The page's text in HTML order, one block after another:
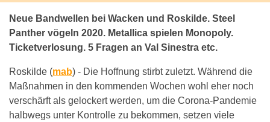
Neue Bandwellen bei Wacken und Roskilde. Steel
Panther vögeln 2020. Metallica spielen Monopoly.
Ticketverlosung. 5 Fragen an Val Sinestra etc.
Roskilde (mab) - Die Hoffnung stirbt zuletzt. Während die
Maßnahmen in den kommenden Wochen wohl eher noch
verschärft als gelockert werden, um die Corona-Pandemie
halbwegs unter Kontrolle zu bekommen, setzen viele